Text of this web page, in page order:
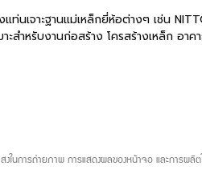
นเจาะฐานแม่เหล็กยี่ห้อต่างๆ เช่น
ะสำหรับงานก่อสร้าง โครสร้างเหล็ก อ
งในการถ่ายภาพ การแสดงผลของหน้าจอ และการผ